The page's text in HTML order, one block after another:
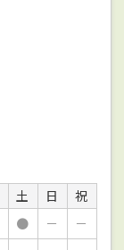
土 日
祝
● －
－